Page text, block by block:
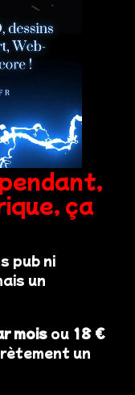
ça
pub ni
un
mois ou 18 €
un